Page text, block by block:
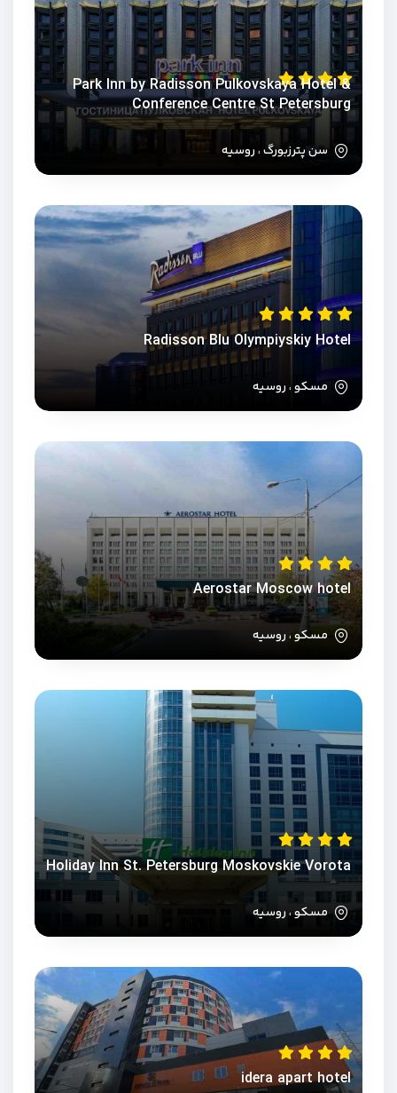
Park Inn by Radisson Pulkovskaya Hotel &
Conference Centre St Petersburg
سن پترزبورگ ، روسیه
Radisson Blu Olympiyskiy Hotel
مسکو ، روسیه
Aerostar Moscow hotel
مسکو ، روسیه
Holiday Inn St. Petersburg Moskovskie Vorota
مسکو ، روسیه
idera apart hotel